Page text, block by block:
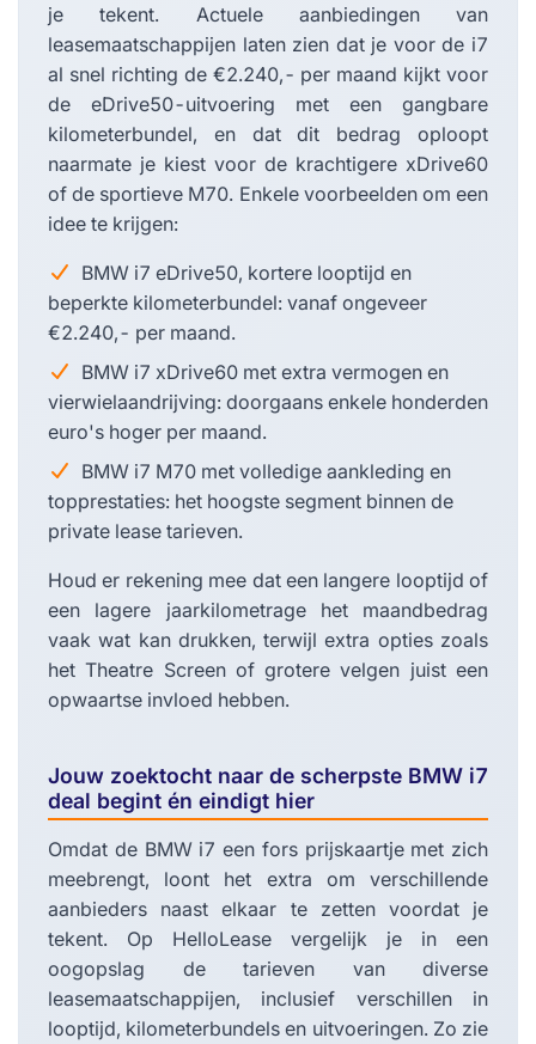
je tekent. Actuele aanbiedingen van
leasemaatschappijen laten zien dat je voor de i7
al snel richting de €2.240,- per maand kijkt voor
de eDrive50-uitvoering met een gangbare
kilometerbundel, en dat dit bedrag oploopt
naarmate je kiest voor de krachtigere xDrive60
of de sportieve M70. Enkele voorbeelden om een
idee te krijgen:
BMW i7 eDrive50, kortere looptijd en
beperkte kilometerbundel: vanaf ongeveer
€2.240,- per maand.
BMW i7 xDrive60 met extra vermogen en
vierwielaandrijving: doorgaans enkele honderden
euro's hoger per maand.
BMW i7 M70 met volledige aankleding en
topprestaties: het hoogste segment binnen de
private lease tarieven.
Houd er rekening mee dat een langere looptijd of
een lagere jaarkilometrage het maandbedrag
vaak wat kan drukken, terwijl extra opties zoals
het Theatre Screen of grotere velgen juist een
opwaartse invloed hebben.
Jouw zoektocht naar de scherpste BMW i7
deal begint én eindigt hier
Omdat de BMW i7 een fors prijskaartje met zich
meebrengt, loont het extra om verschillende
aanbieders naast elkaar te zetten voordat je
tekent. Op HelloLease vergelijk je in een
oogopslag de tarieven van diverse
leasemaatschappijen, inclusief verschillen in
looptijd, kilometerbundels en uitvoeringen. Zo zie